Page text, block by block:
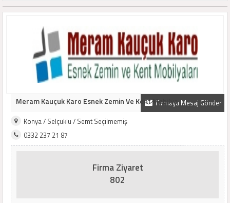
Firmaya Mesaj Gönder
Meram Kauçuk Karo Esnek Zemin Ve Kent Mobilya..
Konya / Selçuklu / Semt Seçilmemiş
0332 237 21 87
Firma Ziyaret
802